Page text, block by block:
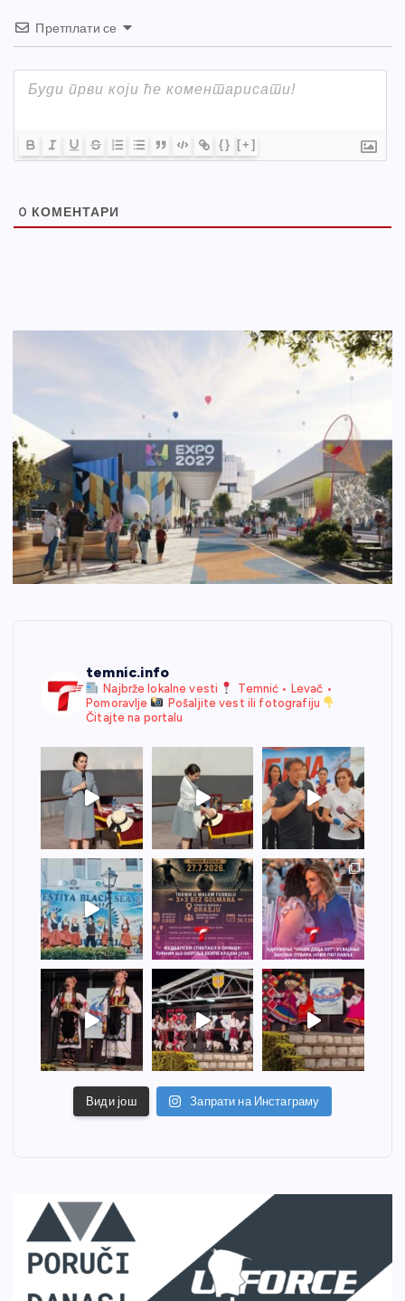
Претплати се
{} [+]
0 КОМЕНТАРИ
temnic.info
Najbrže lokalne vesti
Temnić • Levač •
Pomoravlje
Pošaljite vest ili fotografiju
Čitajte na portalu
Види још Запрати на Инстаграму